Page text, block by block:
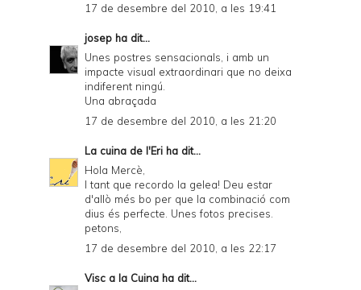
17 de desembre del 2010, a les 19:41
josep ha dit...
Unes postres sensacionals, i amb un
impacte visual extraordinari que no deixa
indiferent ningú.
Una abraçada
17 de desembre del 2010, a les 21:20
La cuina de l'Eri ha dit...
Hola Mercè,
I tant que recordo la gelea! Deu estar
d'allò més bo per que la combinació com
dius és perfecte. Unes fotos precises.
petons,
17 de desembre del 2010, a les 22:17
Visc a la Cuina ha dit...